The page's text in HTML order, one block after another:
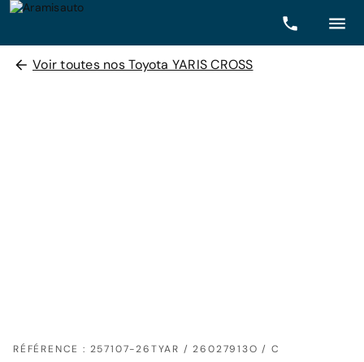
Voir toutes nos Toyota YARIS CROSS
RÉFÉRENCE : 257107-26TYAR / 26027913O / C